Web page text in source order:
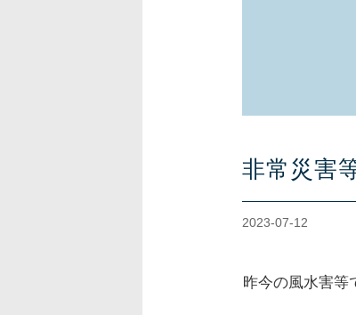
非常災害
2023-07-12
昨今の風水害等